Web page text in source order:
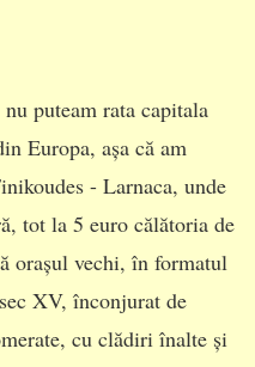
puteam rata capitala
Europa, așa că am
- Larnaca, unde
tot la 5 euro călătoria de
orașul vechi, în formatul
XV, înconjurat de
cu clădiri înalte și